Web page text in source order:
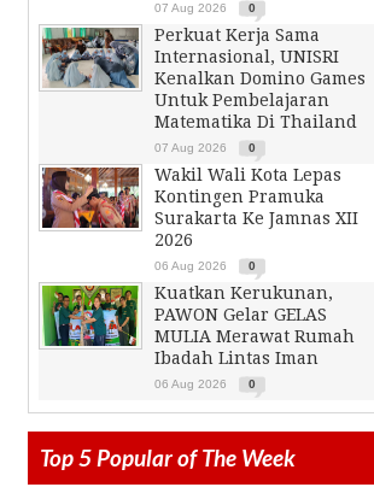
07 Aug 2026 0
Perkuat Kerja Sama
Internasional, UNISRI
Kenalkan Domino Games
Untuk Pembelajaran
Matematika Di Thailand
07 Aug 2026 0
Wakil Wali Kota Lepas
Kontingen Pramuka
Surakarta Ke Jamnas XII
2026
06 Aug 2026 0
Kuatkan Kerukunan,
PAWON Gelar GELAS
MULIA Merawat Rumah
Ibadah Lintas Iman
06 Aug 2026 0
Top 5 Popular of The Week